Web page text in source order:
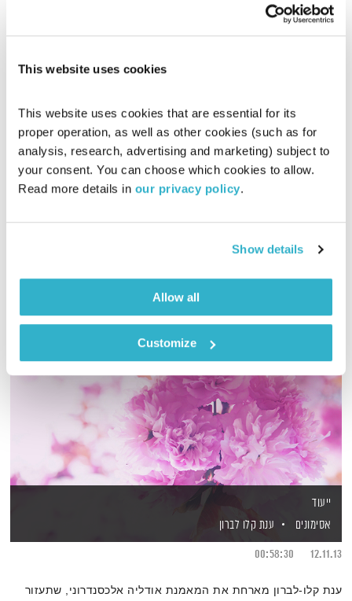
This website uses cookies
This website uses cookies that are essential for its
proper operation, as well as other cookies (such as for
analysis, research, advertising and marketing) subject to
your consent. You can choose which cookies to allow.
Read more details in our privacy policy.
Show details
Allow all
Customize
התעוררות
גליה גלעדי
01.08.21
01:27:56
גליה גלעדי מזמינה אתכם להתעורר יחדיו בכל בוקר, עם מוזיקה
מעולה בעריכתה ובהגשתה
אודיו
ייעוד
אסימונים
ענת קלו לברון
12.11.13
00:58:30
ענת קלו-לברון מארחת את המאמנת אודליה אלכסנדרוני, שתעזור